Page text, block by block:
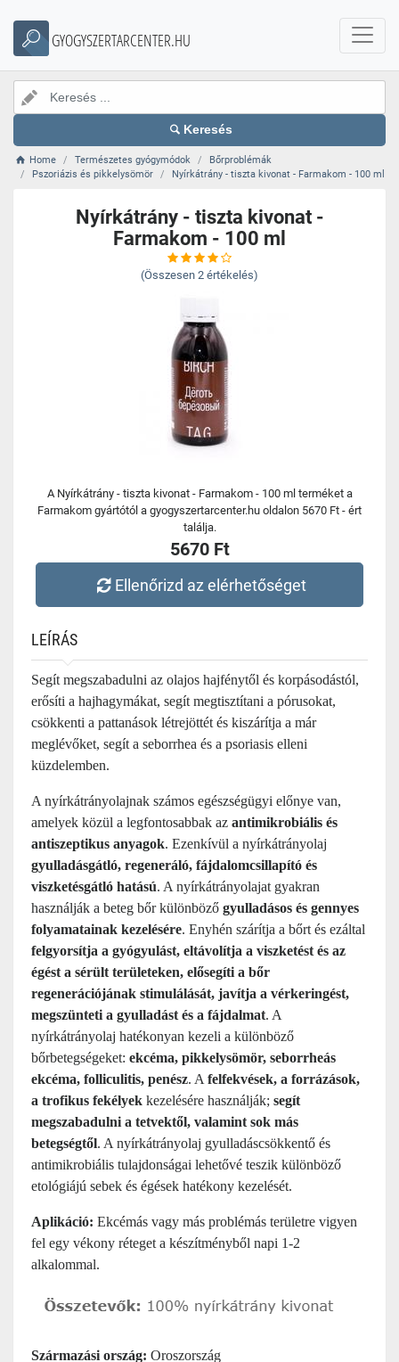
GYOGYSZERTARCENTER.HU
Keresés
Home Természetes gyógymódok
Bőrproblémák
Pszoriázis és pikkelysömör
Nyírkátrány - tiszta kivonat - Farmakom - 100 ml
Nyírkátrány - tiszta kivonat -
Farmakom - 100 ml
(Összesen 2 értékelés)
A Nyírkátrány - tiszta kivonat - Farmakom - 100 ml terméket a
Farmakom gyártótól a gyogyszertarcenter.hu oldalon 5670 Ft - ért
találja.
5670 Ft
Ellenőrizd az elérhetőséget
LEÍRÁS
Segít megszabadulni az olajos hajfénytől és korpásodástól,
erősíti a hajhagymákat, segít megtisztítani a pórusokat,
csökkenti a pattanások létrejöttét és kiszárítja a már
meglévőket, segít a seborrhea és a psoriasis elleni
küzdelemben.
A nyírkátrányolajnak számos egészségügyi előnye van,
amelyek közül a legfontosabbak az antimikrobiális és
antiszeptikus anyagok. Ezenkívül a nyírkátrányolaj
gyulladásgátló, regeneráló, fájdalomcsillapító és
viszketésgátló hatású. A nyírkátrányolajat gyakran
használják a beteg bőr különböző gyulladásos és gennyes
folyamatainak kezelésére. Enyhén szárítja a bőrt és ezáltal
felgyorsítja a gyógyulást, eltávolítja a viszketést és az
égést a sérült területeken, elősegíti a bőr
regenerációjának stimulálását, javítja a vérkeringést,
megszünteti a gyulladást és a fájdalmat. A
nyírkátrányolaj hatékonyan kezeli a különböző
bőrbetegségeket: ekcéma, pikkelysömör, seborrheás
ekcéma, folliculitis, penész. A felfekvések, a forrázások,
a trofikus fekélyek kezelésére használják; segít
megszabadulni a tetvektől, valamint sok más
betegségtől. A nyírkátrányolaj gyulladáscsökkentő és
antimikrobiális tulajdonságai lehetővé teszik különböző
etológiájú sebek és égések hatékony kezelését.
Aplikáció: Ekcémás vagy más problémás területre vigyen
fel egy vékony réteget a készítményből napi 1-2
alkalommal.
Származási ország: Oroszország